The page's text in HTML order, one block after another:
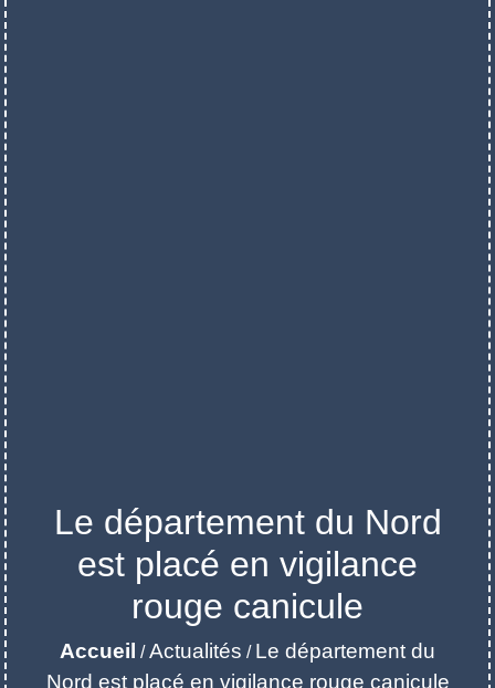
Le département du Nord
est placé en vigilance
rouge canicule
Accueil /Actualités / Le département du
Nord est placé en vigilance rouge canicule